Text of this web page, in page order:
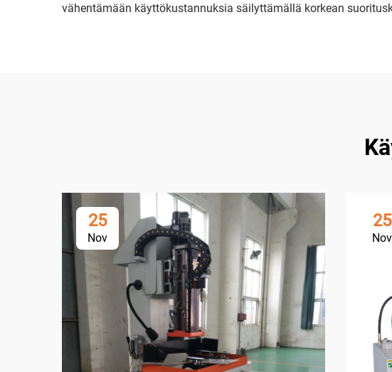
vähentämään käyttökustannuksia säilyttämällä korkean
25
Nov
25
Nov